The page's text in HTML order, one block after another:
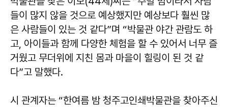
들이 많지 않을 것으로 예상했지만 예상보다 훨씬 많
은 사람들이 있는 것 같다”며 “박물관 야간 관람도 하
고, 아이들과 함께 다양한 체험을 할 수 있어서 너무 즐
거웠고 무더위에 지친 몸과 마을이 힐링이 된 것 같
다”고 말했다.
시 관계자는 “한여름 밤 청주고인쇄박물관을 찾아주신